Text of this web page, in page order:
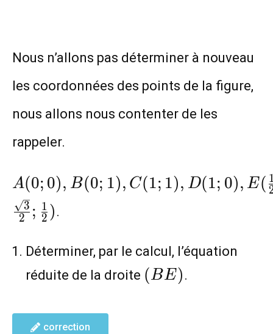
Nous n’allons pas déterminer à nouveau
les coordonnées des points de la figure,
nous allons nous contenter de les
rappeler.
{2};\frac{\sqrt{3}}{2}),F(1+
\frac{\sqrt{3}}{2};\frac{1}{2})
A(0; 0), B(0; 1), C(1; 1), D(1; 0), E(
2
3 ; 2
1 ) .
Déterminer, par le calcul, l’équation
réduite de la droite (BE)
(BE) .
correction